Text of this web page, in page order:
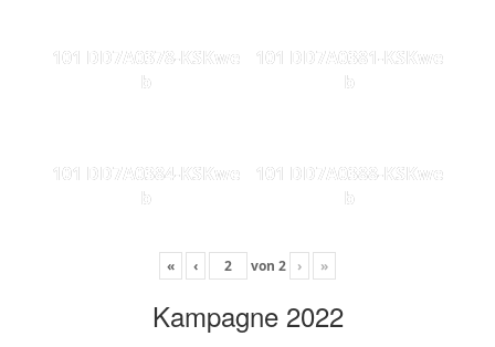
101 DD7A0378-KSKwe
b
101 DD7A0381-KSKwe
b
101 DD7A0384-KSKwe
b
101 DD7A0388-KSKwe
b
« ‹ von 2 › »
Kampagne 2022